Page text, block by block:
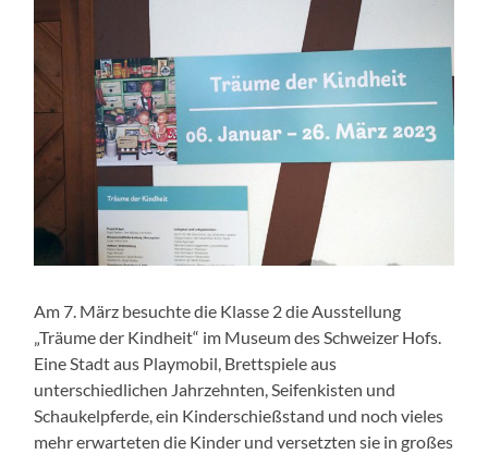
Am 7. März besuchte die Klasse 2 die Ausstellung
„Träume der Kindheit“ im Museum des Schweizer Hofs.
Eine Stadt aus Playmobil, Brettspiele aus
unterschiedlichen Jahrzehnten, Seifenkisten und
Schaukelpferde, ein Kinderschießstand und noch vieles
mehr erwarteten die Kinder und versetzten sie in großes